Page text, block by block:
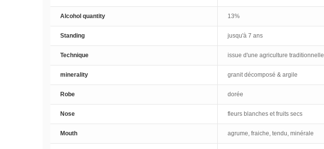
Alcohol quantity 13%
Standing jusqu'à 7 ans
Technique issue d'une agriculture traditionnelle
minerality granit décomposé & argile
Robe dorée
Nose fleurs blanches et fruits secs
Mouth agrume, fraiche, tendu, minérale